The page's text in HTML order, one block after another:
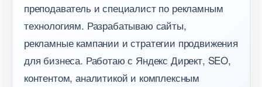
преподаватель и специалист по рекламным
технологиям. Разрабатываю сайты,
рекламные кампании и стратегии продвижения
для бизнеса. Работаю с Яндекс Директ, SEO,
контентом, аналитикой и комплексным